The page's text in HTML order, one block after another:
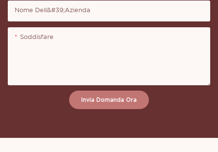
Nome Dell&#39;azienda
Soddisfare
Invia Domanda Ora